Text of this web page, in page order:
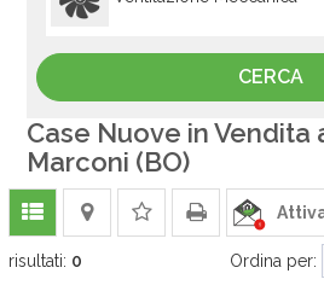
Case Nuove in Vendita
Marconi (BO)
risultati: 0 Ordina per: